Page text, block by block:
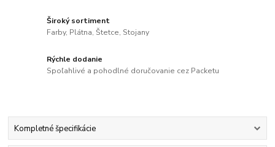
Široký sortiment
Farby, Plátna, Štetce, Stojany
Rýchle dodanie
Spoľahlivé a pohodlné doručovanie cez Packetu
Kompletné špecifikácie